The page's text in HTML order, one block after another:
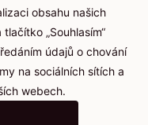
údajů
obsahu našich
„Souhlasím“
údajů o chování
na sociálních sítích a
webech.